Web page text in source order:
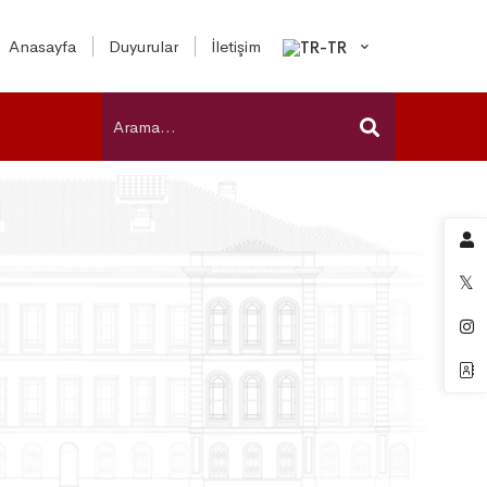
Anasayfa Duyurular İletişim